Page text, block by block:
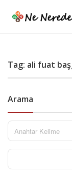
Tag: ali fuat
Arama